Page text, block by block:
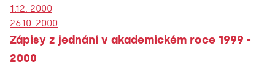
1.12. 2000
26.10. 2000
Zápisy z jednání v akademickém roce 1999 -
2000